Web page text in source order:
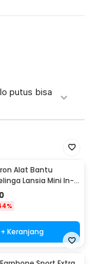
putus bisa
Alat Bantu
Lansia Mini In-
K-80
+ Keranjang